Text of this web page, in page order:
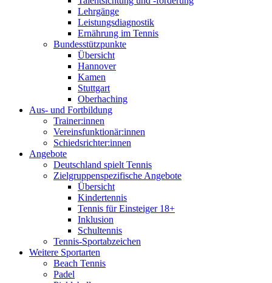
Lehrgänge
Leistungsdiagnostik
Ernährung im Tennis
Bundesstützpunkte
Übersicht
Hannover
Kamen
Stuttgart
Oberhaching
Aus- und Fortbildung
Trainer:innen
Vereinsfunktionär:innen
Schiedsrichter:innen
Angebote
Deutschland spielt Tennis
Zielgruppenspezifische Angebote
Übersicht
Kindertennis
Tennis für Einsteiger 18+
Inklusion
Schultennis
Tennis-Sportabzeichen
Weitere Sportarten
Beach Tennis
Padel